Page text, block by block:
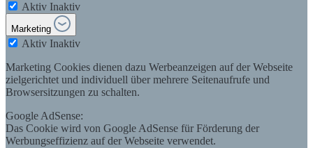
Aktiv Inaktiv
Marketing
Aktiv Inaktiv
Marketing Cookies dienen dazu Werbeanzeigen auf der Webseite
zielgerichtet und individuell über mehrere Seitenaufrufe und
Browsersitzungen zu schalten.
Google AdSense:
Das Cookie wird von Google AdSense für Förderung der
Werbungseffizienz auf der Webseite verwendet.